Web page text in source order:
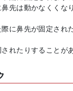
先は動かなくくな
に鼻先が固定され
れたりすることが